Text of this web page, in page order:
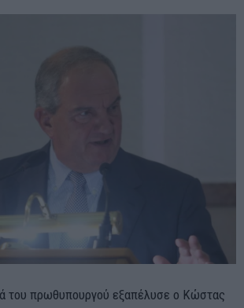
του πρωθυπουργού εξαπέλυσε ο Κώστας